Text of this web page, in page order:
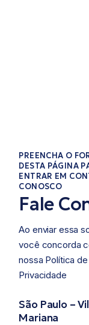
PREENCHA O
DESTA PÁGINA
ENTRAR EM
CONOSCO​
Fale
Ao enviar essa
você concorda
nossa Política de
Privacidade ​
São Paulo –
Mariana